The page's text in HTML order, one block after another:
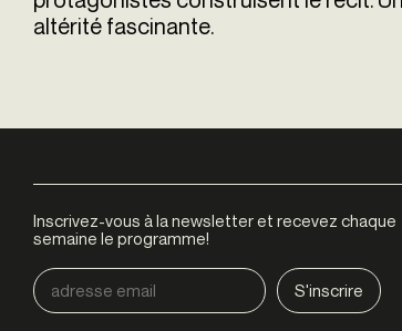
altérité fascinante.
Inscrivez-vous à la newsletter et recevez chaque
semaine le programme!